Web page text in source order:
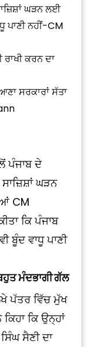
ਘੜਨ ਲਈ
ਪਾਣੀ ਨਹੀਂ-CM
ਕਰਨ ਦਾ
ਸਰਕਾਰਾਂ ਸੱਤਾ
ਪੰਜਾਬ ਦੇ
ਘੜਨ
CM
ਕਿ ਪੰਜਾਬ
ਬੂੰਦ ਵਾਧੂ ਪਾਣੀ
ਮੰਦਭਾਗੀ ਗੱਲ
ਪੱਤਰ ਵਿੱਚ ਮੁੱਖ
ਕਿ ਉਨ੍ਹਾਂ
ਸੈਣੀ ਦਾ